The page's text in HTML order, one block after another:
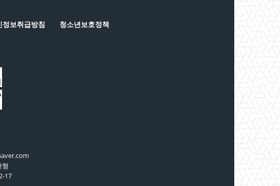
정보취급방침 청소년보호정책
17